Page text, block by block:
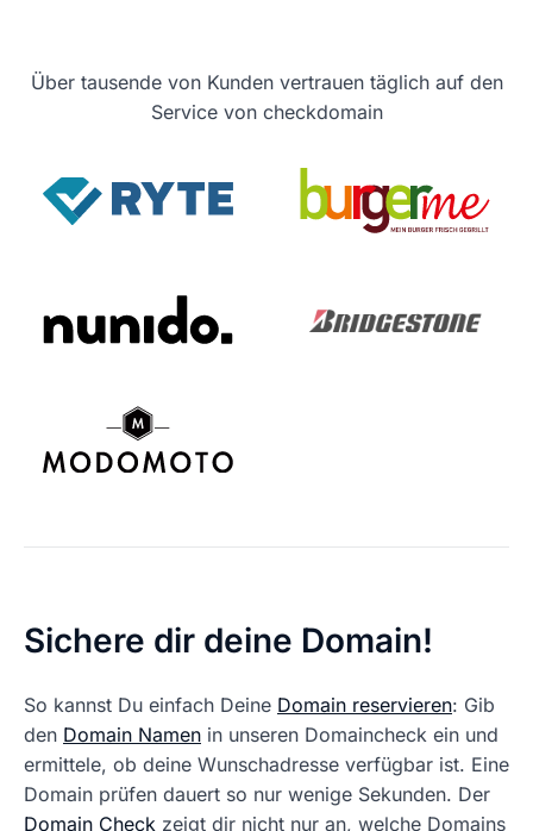
Über tausende von Kunden vertrauen täglich auf den
Service von checkdomain
Sichere dir deine Domain!
So kannst Du einfach Deine Domain reservieren: Gib
den Domain Namen in unseren Domaincheck ein und
ermittele, ob deine Wunschadresse verfügbar ist. Eine
Domain prüfen dauert so nur wenige Sekunden. Der
Domain Check zeigt dir nicht nur an, welche Domains